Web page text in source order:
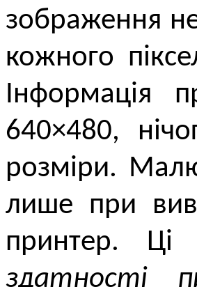
зображення
кожного
Інформація
640×480,
розміри.
лише при
принтер.
здатності